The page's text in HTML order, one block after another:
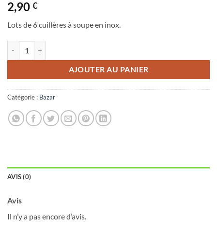
2,90 €
Lots de 6 cuillères à soupe en inox.
AJOUTER AU PANIER
Catégorie : Bazar
AVIS (0)
Avis
Il n’y a pas encore d’avis.